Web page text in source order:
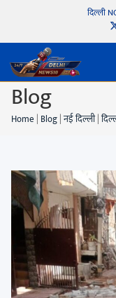
दिल्ली
Blog
Home | Blog|नई दिल्ली|